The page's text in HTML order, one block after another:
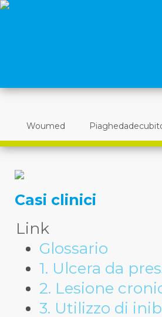
Woumed
Casi clinici
Link
Glossario
1. Ulcera da
2. Lesione
3. Utilizzo di